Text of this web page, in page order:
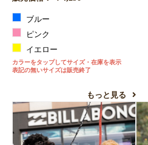
ブルー
ピンク
イエロー
カラーをタップしてサイズ・在庫を表示
表記の無いサイズは販売終了
もっと見る